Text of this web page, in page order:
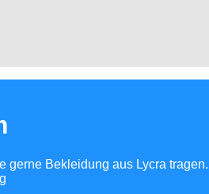
gerne Bekleidung aus Lycra tragen.